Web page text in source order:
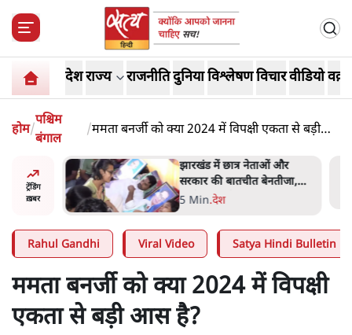
देशराज्य राजनीतिदुनियाविश्लेषणविचारवीडियो
होम/
पश्चिम
बंगाल
/ममता बनर्जी को क्या 2024 में विपक्षी एकता से बड़ी
ट्रेंडिंग
ख़बर
'Kya
चुनाव
झारखंड में छात्र नेताओं और
सरकार की बातचीत बेनतीजा,
आंदोलन जारी
5 Min.देश
Rahul Gandhi Viral Video Satya Hindi Bulletin
ममता बनर्जी को क्या 2024 में विपक्षी
एकता से बड़ी आस है?